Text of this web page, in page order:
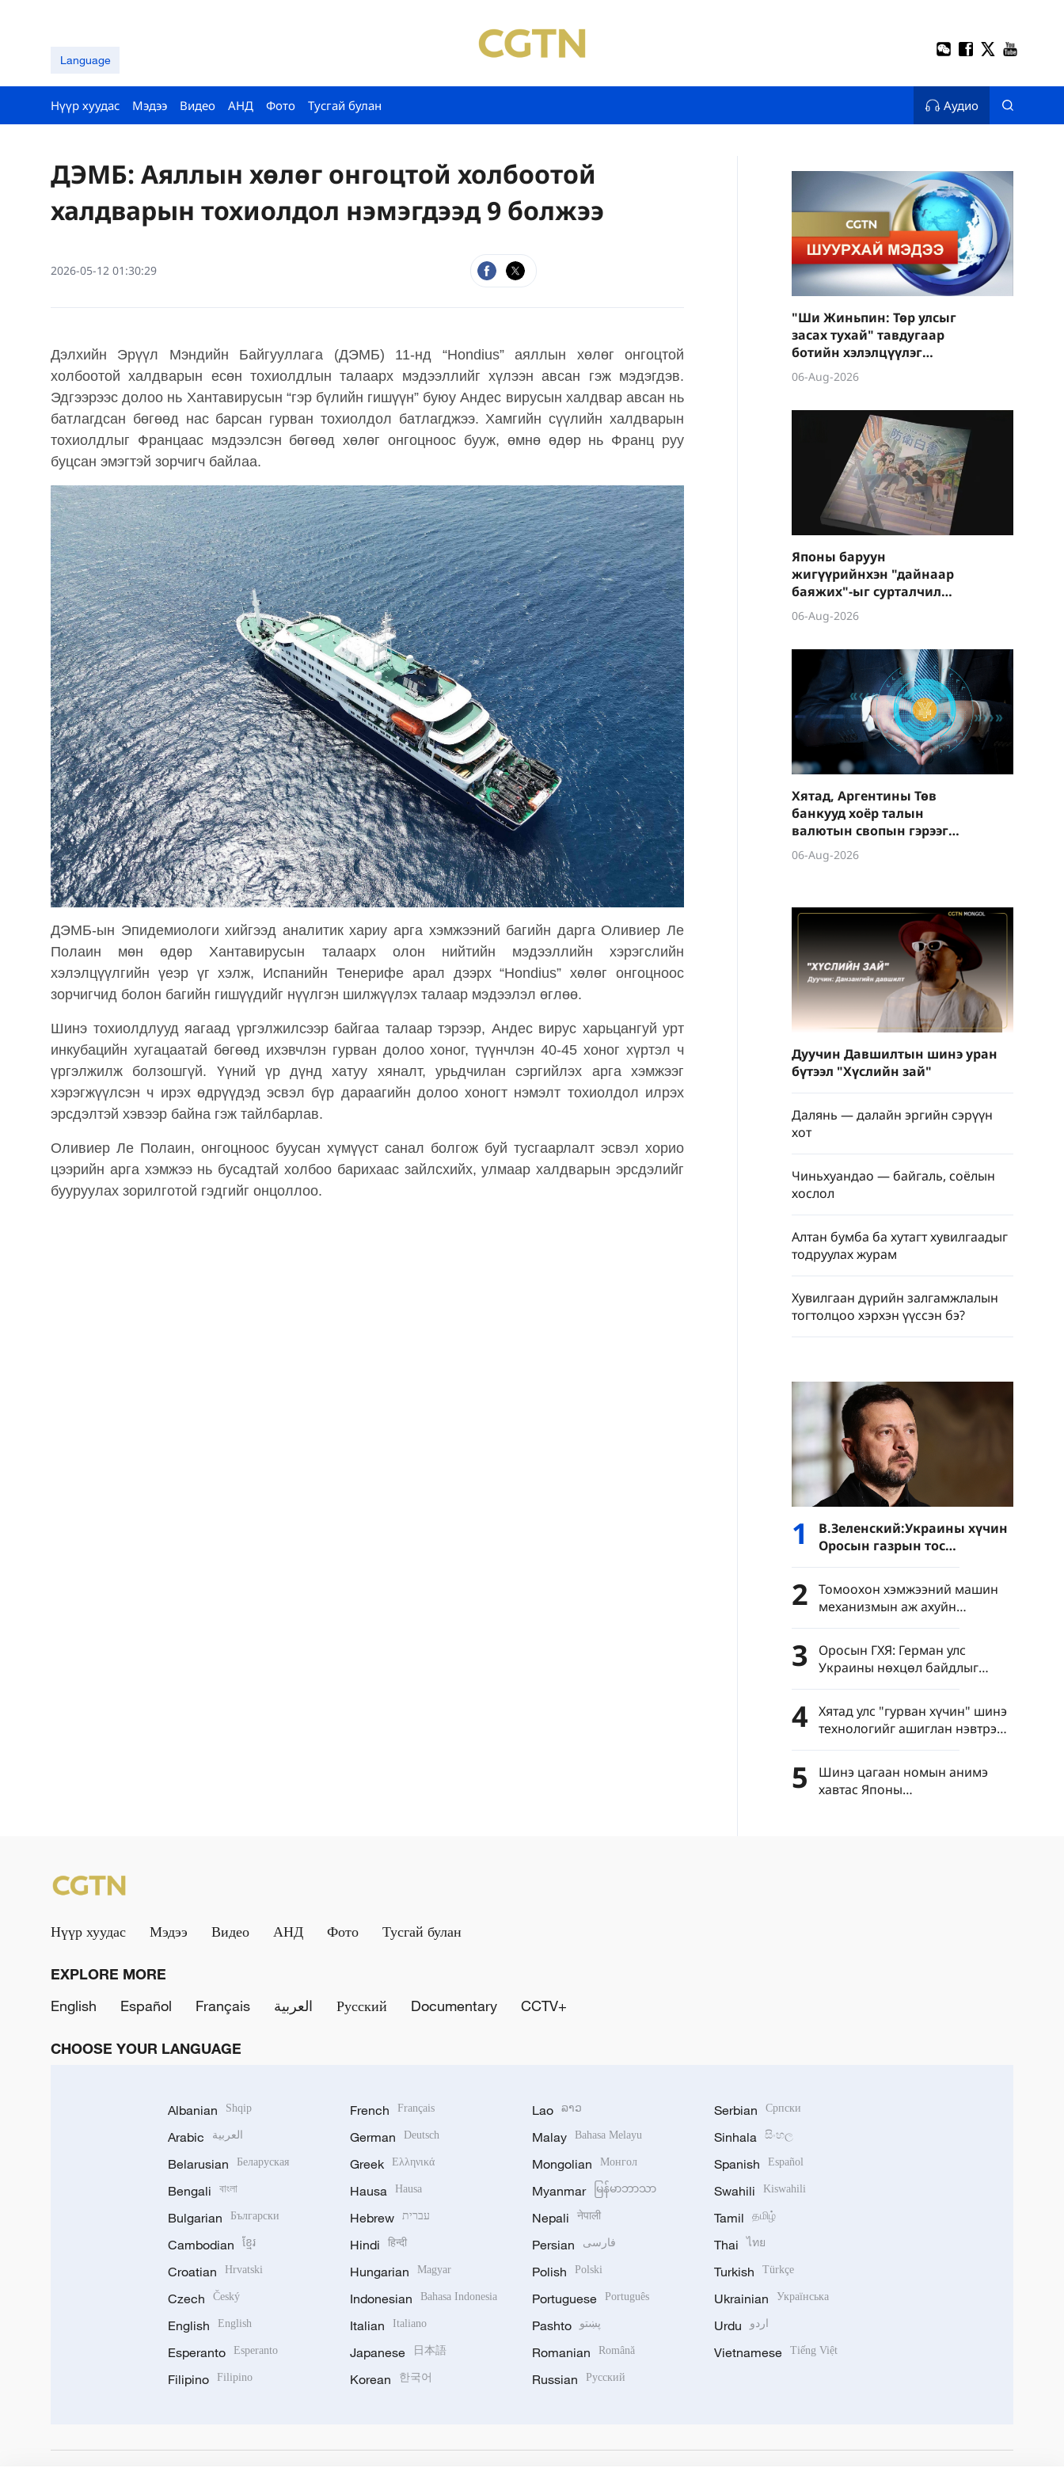
Language
Нүүр хуудас Мэдээ Видео АНД Фото Тусгай булан Аудио
ДЭМБ: Аяллын хөлөг онгоцтой холбоотой
халдварын тохиолдол нэмэгдээд 9 болжээ
2026-05-12 01:30:29
Дэлхийн Эрүүл Мэндийн Байгууллага (ДЭМБ) 11-нд “Hondius” аяллын хөлөг онгоцтой
холбоотой халдварын есөн тохиолдлын талаарх мэдээллийг хүлээн авсан гэж мэдэгдэв.
Эдгээрээс долоо нь Хантавирусын “гэр бүлийн гишүүн” буюу Андес вирусын халдвар авсан нь
батлагдсан бөгөөд нас барсан гурван тохиолдол батлагджээ. Хамгийн сүүлийн халдварын
тохиолдлыг Францаас мэдээлсэн бөгөөд хөлөг онгоцноос бууж, өмнө өдөр нь Франц руу
буцсан эмэгтэй зорчигч байлаа.
ДЭМБ-ын Эпидемиологи хийгээд аналитик хариу арга хэмжээний багийн дарга Оливиер Ле
Полаин мөн өдөр Хантавирусын талаарх олон нийтийн мэдээллийн хэрэгслийн
хэлэлцүүлгийн үеэр үг хэлж, Испанийн Тенерифе арал дээрх “Hondius” хөлөг онгоцноос
зорчигчид болон багийн гишүүдийг нүүлгэн шилжүүлэх талаар мэдээлэл өглөө.
Шинэ тохиолдлууд яагаад үргэлжилсээр байгаа талаар тэрээр, Андес вирус харьцангуй урт
инкубацийн хугацаатай бөгөөд ихэвчлэн гурван долоо хоног, түүнчлэн 40-45 хоног хүртэл ч
үргэлжилж болзошгүй. Үүний үр дүнд хатуу хяналт, урьдчилан сэргийлэх арга хэмжээг
хэрэгжүүлсэн ч ирэх өдрүүдэд эсвэл бүр дараагийн долоо хоногт нэмэлт тохиолдол илрэх
эрсдэлтэй хэвээр байна гэж тайлбарлав.
Оливиер Ле Полаин, онгоцноос буусан хүмүүст санал болгож буй тусгаарлалт эсвэл хорио
цээрийн арга хэмжээ нь бусадтай холбоо барихаас зайлсхийх, улмаар халдварын эрсдэлийг
бууруулах зорилготой гэдгийг онцоллоо.
"Ши Жиньпин: Төр улсыг
засах тухай" тавдугаар
ботийн хэлэлцүүлэг
боллоо
06-Aug-2026
Японы баруун
жигүүрийнхэн "дайнаар
баяжих"-ыг сурталчилж
байна
06-Aug-2026
Хятад, Аргентины Төв
банкууд хоёр талын
валютын свопын гэрээг
шинэчиллээ
06-Aug-2026
Дуучин Давшилтын шинэ уран
бүтээл "Хүслийн зай"
Далянь — далайн эргийн сэрүүн
хот
Чиньхуандао — байгаль, соёлын
хослол
Алтан бумба ба хутагт хувилгаадыг
тодруулах журам
Хувилгаан дүрийн залгамжлалын
тогтолцоо хэрхэн үүссэн бэ?
1
В.Зеленский:Украины хүчин
Оросын газрын тос
боловсруулах үйлдвэрүүд
болон Хар тэнгисийн хөлөг
онгоцнуудад цохилт өгчээ
2
Томоохон хэмжээний машин
механизмын аж ахуйн
нэгжүүдийн нэмүү өртөг 6.4
хувиар өсөв
3
Оросын ГХЯ: Герман улс
Украины нөхцөл байдлыг
хурцатгаж байна
4
Хятад улс "гурван хүчин" шинэ
технологийг ашиглан нэвтрэн
тархахаас сэргийлэхийг
уриалав
5
Шинэ цагаан номын анимэ
хавтас Японы
Нүүр хуудас Мэдээ Видео АНД Фото Тусгай булан
EXPLORE MORE
English
Español Français العربية Русский Documentary CCTV+
CHOOSE YOUR LANGUAGE
Albanian Shqip
Arabic العربية
Belarusian Беларуская
Bengali বাংলা
Bulgarian Български
Cambodian ខ្មែរ
Croatian Hrvatski
Czech Český
English English
Esperanto Esperanto
Filipino Filipino
French Français
German Deutsch
Greek Ελληνικά
Hausa Hausa
Hebrew עברית
Hindi हिन्दी
Hungarian Magyar
Indonesian Bahasa Indonesia
Italian Italiano
Japanese 日本語
Korean 한국어
Lao ລາວ
Malay Bahasa Melayu
Mongolian Монгол
Myanmar မြန်မာဘာသာ
Nepali नेपाली
Persian فارسی
Polish Polski
Portuguese Português
Pashto پښتو
Romanian Română
Russian Русский
Serbian Српски
Sinhala සිංහල
Spanish Español
Swahili Kiswahili
Tamil தமிழ்
Thai ไทย
Turkish Türkçe
Ukrainian Українська
Urdu اردو
Vietnamese Tiếng Việt